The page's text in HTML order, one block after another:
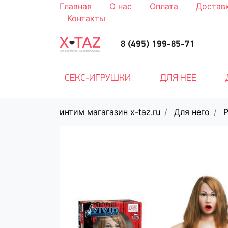
Главная О нас Оплата
Контакты
8 (495) 199-85-71
СЕКС-ИГРУШКИ ДЛЯ НЕЕ
интим магагазин x-taz.ru Для него